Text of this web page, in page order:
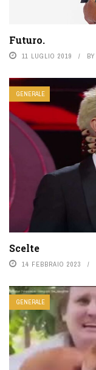
Futuro.
11 LUGLIO 2019 BY
GENERALE
Scelte
14 FEBBRAIO 2023
GENERALE